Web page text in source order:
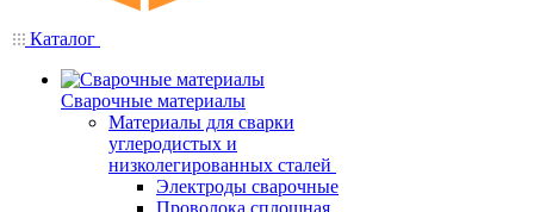
Каталог
Сварочные материалы
Материалы для сварки
углеродистых и
низколегированных сталей
Электроды сварочные
Проволока сплошная